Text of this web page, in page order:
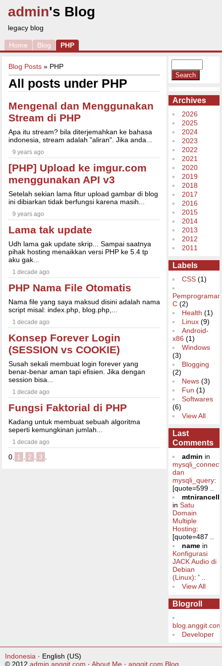
admin's Blog
legacy blog
Home Blog PHP
Blog Posts» PHP
All posts under PHP
Mengenal dan Menggunakan
Stream di PHP
Apa itu stream? bila diterjemahkan ke bahasa
indonesia, stream adalah "aliran". Jika anda...
9 years ago
[PHP] Upload ke imgur.com
menggunakan API v3
Setelah sekian lama fitur upload gambar di blog
ini dibiarkan tidak berfungsi karena masih...
9 years ago
Lama tak update
Udh lama gak update skrip... Sampai saatnya
pihak hosting menaikkan versi PHP ke 5.4 tp
aku gak...
1 decade ago
PHP Nama File Otomatis
Nama file yang saya maksud disini adalah nama
script misal: index.php, blog.php,...
1 decade ago
Konsep Forever Login
(SESSION vs COOKIE)
Susah sekali membuat login forever yang
benar-benar aman tapi efisien. Jika dengan
session bisa...
1 decade ago
Fungsi Faktorial di PHP
Kadang untuk membuat sebuah algoritma
seperti kemungkinan jumlah...
1 decade ago
0. 1 2 3
Archives
2026
2025
2024
2023
2022
2021
2020
2019
2018
2017
2016
2015
2014
2013
2012
2011
Labels
CSS (1)
Pemprograman
C (2)
Health (1)
Linux (9)
Android-
x86 (1)
Windows
(3)
Blogging
(2)
News (3)
Fun (1)
Softwares
(6)
View All
Last
Comments
admin in
mysqli_connect
dan
mysqli_query:
[quote=599 ..
mtnirancell
inSatu
Domain
Multiple
Hosting:
[quote=487 ..
name in
Konfigurasi
JACK Audio di
Debian
(Linux): ' ..
View All
Blogroll
Developer
Indonesia · English (US)
© 2012 admin.anggit.com · About Me · anggit.com Blog